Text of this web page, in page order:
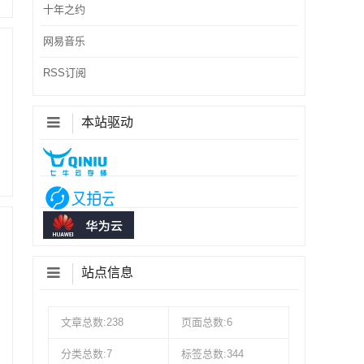
十年之约
网易音乐
RSS订阅
本站驱动
站点信息
文章总数:238 页面总数:6
分类总数:7 标签总数:344